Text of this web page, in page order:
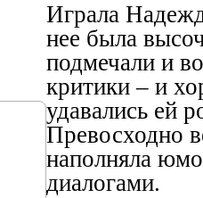
Играла
нее была
подмечали и
критики – и
удавались ей
Превосходно
наполняла
диалогами.